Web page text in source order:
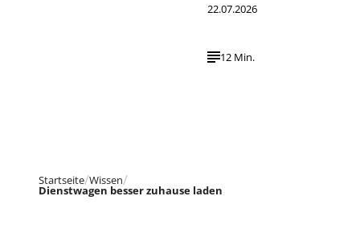
22.07.2026
12 Min.
Startseite Wissen
Dienstwagen besser zuhause laden